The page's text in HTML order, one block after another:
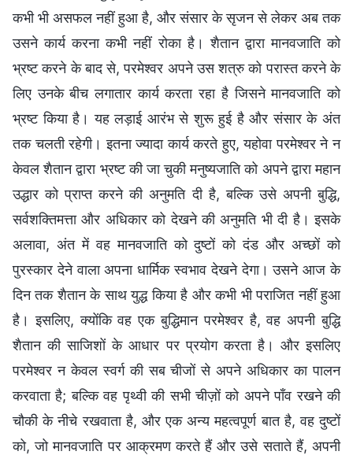
कभी भी असफल नहीं हुआ है, और संसार के सृजन से लेकर अब तक
उसने कार्य करना कभी नहीं रोका है। शैतान द्वारा मानवजाति को
भ्रष्ट करने के बाद से, परमेश्वर अपने उस शत्रु को परास्त करने के
लिए उनके बीच लगातार कार्य करता रहा है जिसने मानवजाति को
भ्रष्ट किया है। यह लड़ाई आरंभ से शुरू हुई है और संसार के अंत
तक चलती रहेगी। इतना ज्यादा कार्य करते हुए, यहोवा परमेश्वर ने न
केवल शैतान द्वारा भ्रष्ट की जा चुकी मनुष्यजाति को अपने द्वारा महान
उद्धार को प्राप्त करने की अनुमति दी है, बल्कि उसे अपनी बुद्धि,
सर्वशक्तिमत्ता और अधिकार को देखने की अनुमति भी दी है। इसके
अलावा, अंत में वह मानवजाति को दुष्टों को दंड और अच्छों को
पुरस्कार देने वाला अपना धार्मिक स्वभाव देखने देगा। उसने आज के
दिन तक शैतान के साथ युद्ध किया है और कभी भी पराजित नहीं हुआ
है। इसलिए, क्योंकि वह एक बुद्धिमान परमेश्वर है, वह अपनी बुद्धि
शैतान की साजिशों के आधार पर प्रयोग करता है। और इसलिए
परमेश्वर न केवल स्वर्ग की सब चीजों से अपने अधिकार का पालन
करवाता है; बल्कि वह पृथ्वी की सभी चीज़ों को अपने पाँव रखने की
चौकी के नीचे रखवाता है, और एक अन्य महत्वपूर्ण बात है, वह दुष्टों
को, जो मानवजाति पर आक्रमण करते हैं और उसे सताते हैं, अपनी